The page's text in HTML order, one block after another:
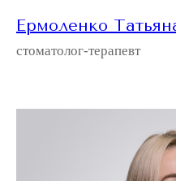
Ермоленко
стоматолог-терапевт